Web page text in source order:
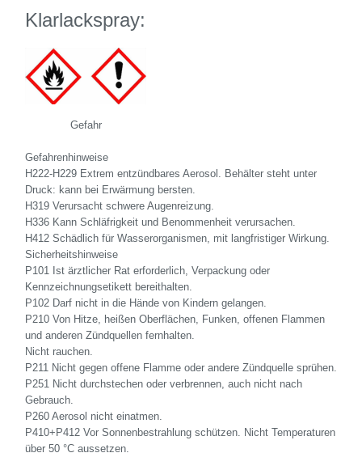
Klarlackspray:
Gefahr
Gefahrenhinweise
H222-H229 Extrem entzündbares Aerosol. Behälter steht unter
Druck: kann bei Erwärmung bersten.
H319 Verursacht schwere Augenreizung.
H336 Kann Schläfrigkeit und Benommenheit verursachen.
H412 Schädlich für Wasserorganismen, mit langfristiger Wirkung.
Sicherheitshinweise
P101 Ist ärztlicher Rat erforderlich, Verpackung oder
Kennzeichnungsetikett bereithalten.
P102 Darf nicht in die Hände von Kindern gelangen.
P210 Von Hitze, heißen Oberflächen, Funken, offenen Flammen
und anderen Zündquellen fernhalten.
Nicht rauchen.
P211 Nicht gegen offene Flamme oder andere Zündquelle sprühen.
P251 Nicht durchstechen oder verbrennen, auch nicht nach
Gebrauch.
P260 Aerosol nicht einatmen.
P410+P412 Vor Sonnenbestrahlung schützen. Nicht Temperaturen
über 50 °C aussetzen.